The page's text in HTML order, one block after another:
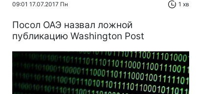
09:01 17.07.2017 Пн 1 хв
Посол ОАЭ назвал ложной
публикацию Washington Post